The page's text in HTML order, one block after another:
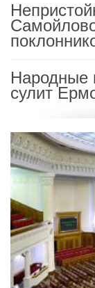
Народные
сулит